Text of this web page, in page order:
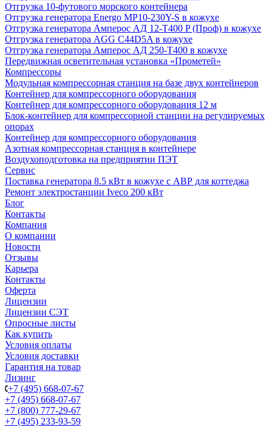
Отгрузка 10-футового морского контейнера
Отгрузка генератора Energo MP10-230Y-S в кожухе
Отгрузка генератора Амперос АД 12-Т400 P (Проф) в кожухе
Отгрузка генератора AGG C44D5A в кожухе
Отгрузка генератора Амперос АД 250-Т400 в кожухе
Передвижная осветительная установка «Прометей»
Компрессоры
Модульная компрессорная станция на базе двух контейнеров
Контейнер для компрессорного оборудования
Контейнер для компрессорного оборудования 12 м
Блок-контейнер для компрессорной станции на регулируемых
опорах
Контейнер для компрессорного оборудования
Азотная компрессорная станция в контейнере
Воздухоподготовка на предприятии ПЭТ
Сервис
Поставка генератора 8.5 кВт в кожухе с АВР для коттеджа
Ремонт электростанции Iveco 200 кВт
Блог
Контакты
Компания
О компании
Новости
Отзывы
Карьера
Контакты
Оферта
Лицензии
Лицензии СЭТ
Опросные листы
Как купить
Условия оплаты
Условия доставки
Гарантия на товар
Лизинг
+7 (495) 668-07-67
+7 (495) 668-07-67
+7 (800) 777-29-67
+7 (495) 233-93-59